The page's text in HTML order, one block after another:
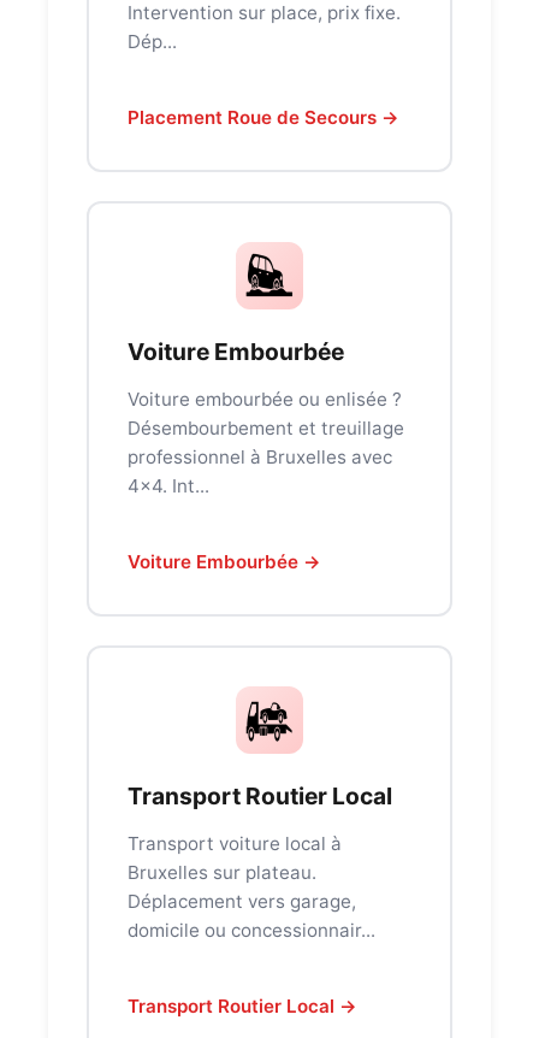
Intervention sur place, prix fixe.
Dép...
Placement Roue de Secours →
Voiture Embourbée
Voiture embourbée ou enlisée ?
Désembourbement et treuillage
professionnel à Bruxelles avec
4x4. Int...
Voiture Embourbée →
Transport Routier Local
Transport voiture local à
Bruxelles sur plateau.
Déplacement vers garage,
domicile ou concessionnair...
Transport Routier Local →